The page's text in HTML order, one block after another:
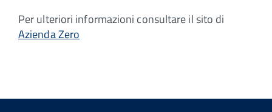
Per ulteriori informazioni consultare il sito di
Azienda Zero